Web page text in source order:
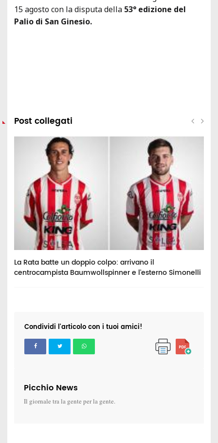
15 agosto con la disputa della 53° edizione del
Palio di San Ginesio.
Post collegati
La Rata batte un doppio colpo: arrivano il
centrocampista Baumwollspinner e l'esterno Simonelli
Condividi l'articolo con i tuoi amici!
Picchio News
Il giornale tra la gente per la gente.